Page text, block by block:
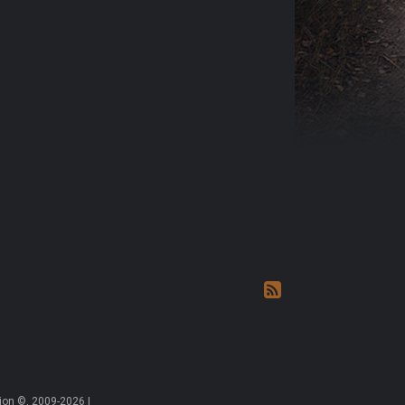
©, 2009-2026 |